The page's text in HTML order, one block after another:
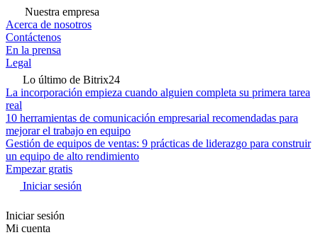
Nuestra empresa
Acerca de nosotros
Contáctenos
En la prensa
Legal
Lo último de Bitrix24
La incorporación empieza cuando alguien completa su primera tarea
real
10 herramientas de comunicación empresarial recomendadas para
mejorar el trabajo en equipo
Gestión de equipos de ventas: 9 prácticas de liderazgo para construir
un equipo de alto rendimiento
Empezar gratis
Iniciar sesión
Iniciar sesión
Mi cuenta